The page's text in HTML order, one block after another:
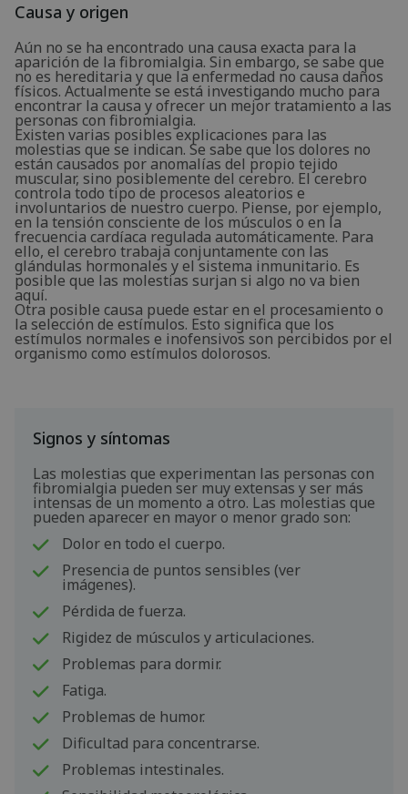
Causa y origen
Aún no se ha encontrado una causa exacta para la
aparición de la fibromialgia. Sin embargo, se sabe que
no es hereditaria y que la enfermedad no causa daños
físicos. Actualmente se está investigando mucho para
encontrar la causa y ofrecer un mejor tratamiento a las
personas con fibromialgia.
Existen varias posibles explicaciones para las
molestias que se indican. Se sabe que los dolores no
están causados por anomalías del propio tejido
muscular, sino posiblemente del cerebro. El cerebro
controla todo tipo de procesos aleatorios e
involuntarios de nuestro cuerpo. Piense, por ejemplo,
en la tensión consciente de los músculos o en la
frecuencia cardíaca regulada automáticamente. Para
ello, el cerebro trabaja conjuntamente con las
glándulas hormonales y el sistema inmunitario. Es
posible que las molestias surjan si algo no va bien
aquí.
Otra posible causa puede estar en el procesamiento o
la selección de estímulos. Esto significa que los
estímulos normales e inofensivos son percibidos por el
organismo como estímulos dolorosos.
Signos y síntomas
Las molestias que experimentan las personas con
fibromialgia pueden ser muy extensas y ser más
intensas de un momento a otro. Las molestias que
pueden aparecer en mayor o menor grado son:
Dolor en todo el cuerpo.
Presencia de puntos sensibles (ver
imágenes).
Pérdida de fuerza.
Rigidez de músculos y articulaciones.
Problemas para dormir.
Fatiga.
Problemas de humor.
Dificultad para concentrarse.
Problemas intestinales.